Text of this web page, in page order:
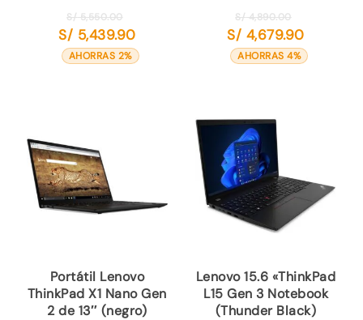
S/5,550.00
precio
original
S/ 5,439.90El
precio
AHORRAS 2%
S/4,890.00
precio
original
S/ 4,679.90El
precio
AHORRAS 4%
Portátil Lenovo
ThinkPad X1 Nano Gen
2 de 13″ (negro)
Lenovo 15.6 «ThinkPad
L15 Gen 3 Notebook
(Thunder Black)